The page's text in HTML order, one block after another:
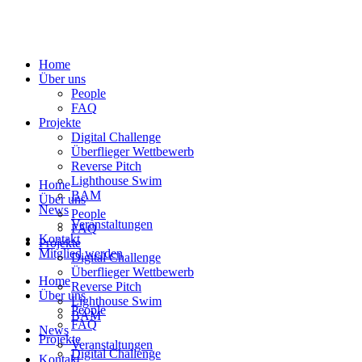
Home
Über uns
People
FAQ
Projekte
Digital Challenge
Überflieger Wettbewerb
Reverse Pitch
Lighthouse Swim
BAM
News
Veranstaltungen
Kontakt
Mitglied werden
Home
Über uns
People
FAQ
Projekte
Digital Challenge
Home
Über uns
People
FAQ
Projekte
Digital Challenge
Überflieger Wettbewerb
Reverse Pitch
Lighthouse Swim
BAM
News
Veranstaltungen